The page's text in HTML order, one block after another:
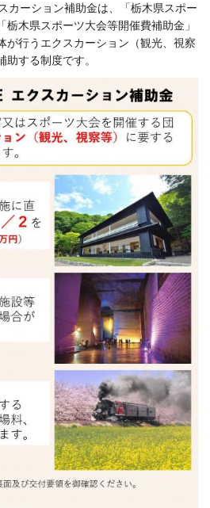
カーション補助金は、「栃木県スポー
木県スポーツ大会等開催費補助金」
が行うエクスカーション（観光、視察
する制度です。